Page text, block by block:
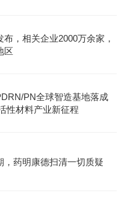
，相关企业2000万余家，
区
PN全球智造基地落成
性材料产业新征程
，药明康德扫清一切质疑